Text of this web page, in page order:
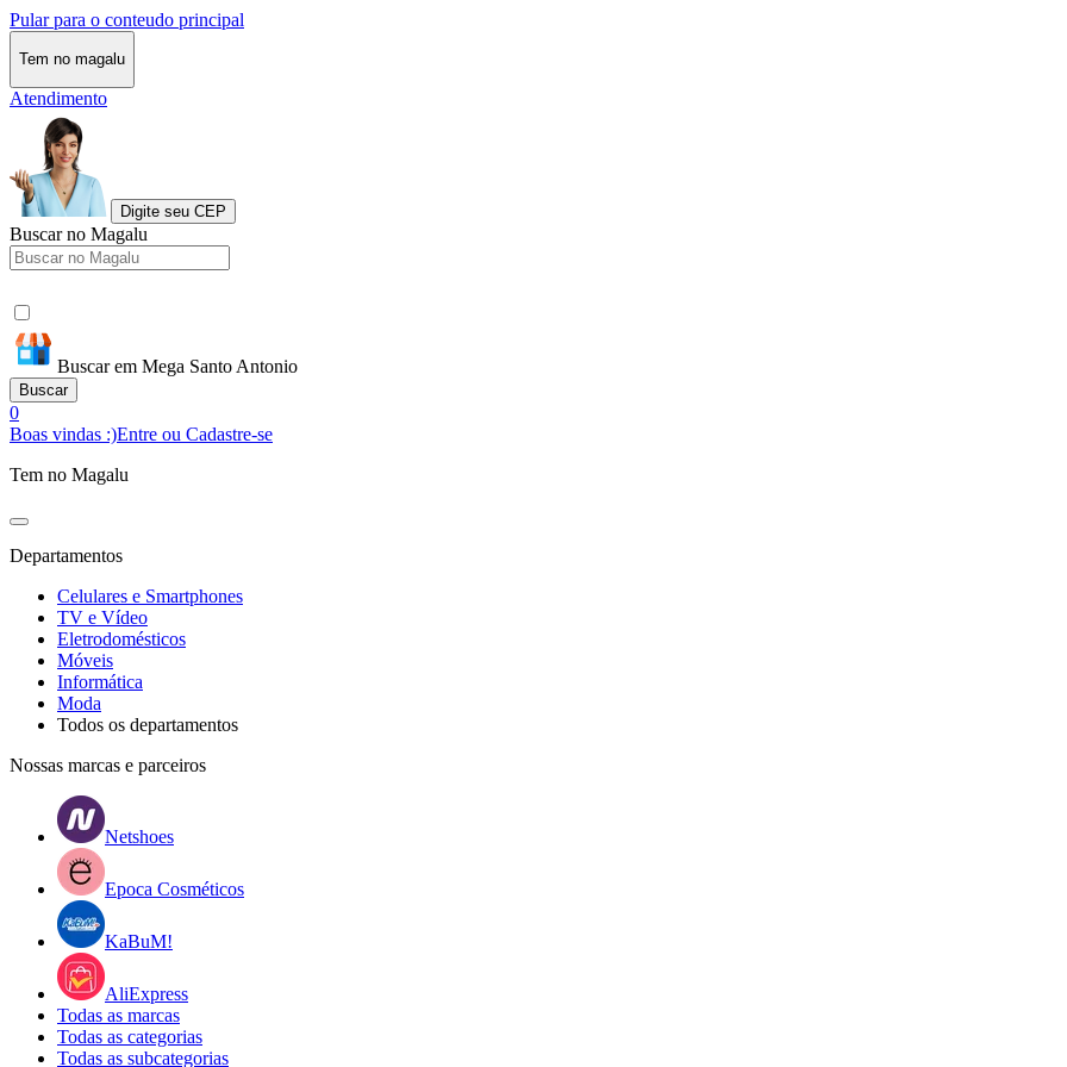
Pular para o conteudo principal
Tem no magalu
Atendimento
Digite seu CEP
Buscar no Magalu
Buscar em Mega Santo Antonio
Buscar
0
Boas vindas :)Entre ou Cadastre-se
Tem no Magalu
Departamentos
Celulares e Smartphones
TV e Vídeo
Eletrodomésticos
Móveis
Informática
Moda
Todos os departamentos
Nossas marcas e parceiros
Netshoes
Epoca Cosméticos
KaBuM!
AliExpress
Todas as marcas
Todas as categorias
Todas as subcategorias